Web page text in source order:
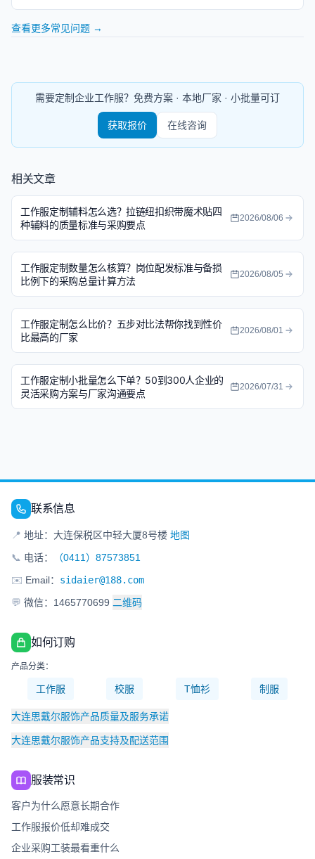
查看更多常见问题 →
需要定制企业工作服？免费方案 · 本地厂家 · 小批量可订
获取报价 在线咨询
相关文章
工作服定制辅料怎么选？拉链纽扣织带魔术贴四
种辅料的质量标准与采购要点
2026/08/06
工作服定制数量怎么核算？岗位配发标准与备损
比例下的采购总量计算方法
2026/08/05
工作服定制怎么比价？五步对比法帮你找到性价
比最高的厂家
2026/08/01
工作服定制小批量怎么下单？50到300人企业的
灵活采购方案与厂家沟通要点
2026/07/31
联系信息
📍 地址：大连保税区中轻大厦8号楼 地图
📞 电话：
（0411）87573851
✉️ Email： sidaier@188.com
💬 微信：1465770699 二维码
如何订购
产品分类：
工作服 校服 T恤衫 制服
大连思戴尔服饰产品质量及服务承诺
大连思戴尔服饰产品支持及配送范围
服装常识
客户为什么愿意长期合作
工作服报价低却难成交
企业采购工装最看重什么